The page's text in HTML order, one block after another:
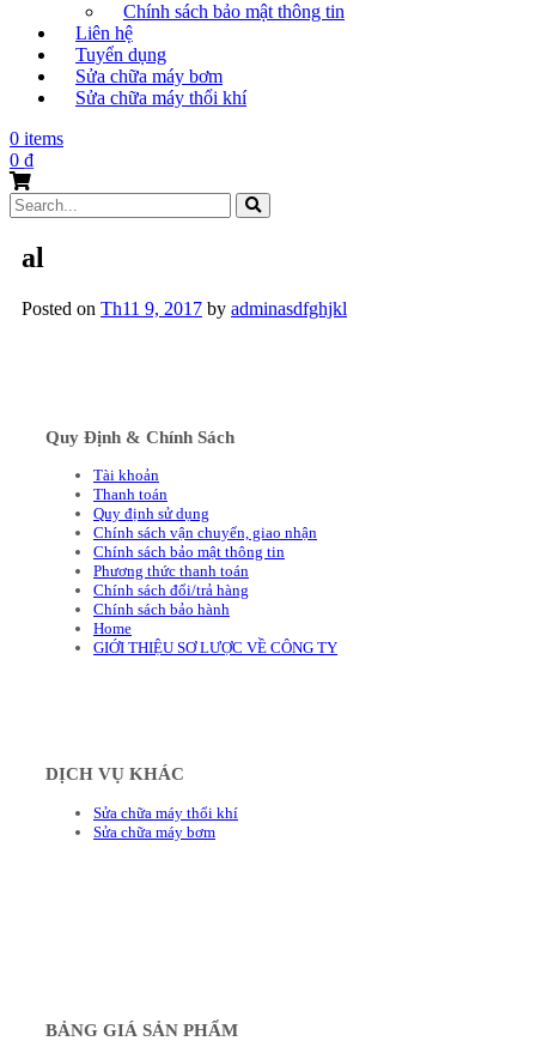
Chính sách bảo mật thông tin
Liên hệ
Tuyển dụng
Sửa chữa máy bơm
Sửa chữa máy thổi khí
0 items
0 ₫
Search
for:
al
Posted on Th11 9, 2017 by adminasdfghjkl
Quy Định & Chính Sách
Tài khoản
Thanh toán
Quy định sử dụng
Chính sách vận chuyển, giao nhận
Chính sách bảo mật thông tin
Phương thức thanh toán
Chính sách đổi/trả hàng
Chính sách bảo hành
Home
GIỚI THIỆU SƠ LƯỢC VỀ CÔNG TY
DỊCH VỤ KHÁC
Sửa chữa máy thổi khí
Sửa chữa máy bơm
BẢNG GIÁ SẢN PHẨM